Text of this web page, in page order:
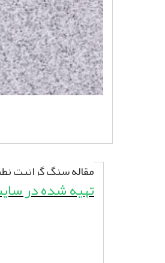
مقاله سنگ گرانیت
تهیه شده در